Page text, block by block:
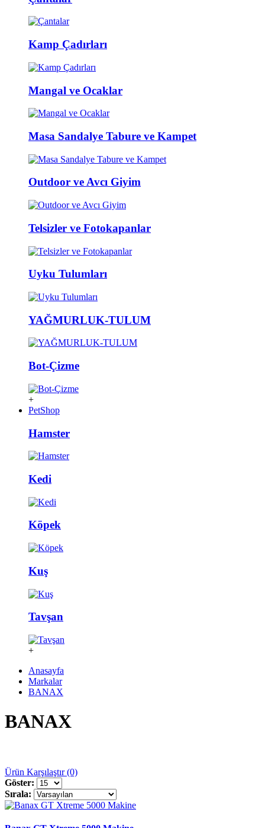
Kamp Çadırları
Mangal ve Ocaklar
Masa Sandalye Tabure ve Kampet
Outdoor ve Avcı Giyim
Telsizler ve Fotokapanlar
Uyku Tulumları
YAĞMURLUK-TULUM
Bot-Çizme
+
PetShop
Hamster
Kedi
Köpek
Kuş
Tavşan
+
Anasayfa
Markalar
BANAX
BANAX
Ürün Karşılaştır (0)
Göster:
Sırala: